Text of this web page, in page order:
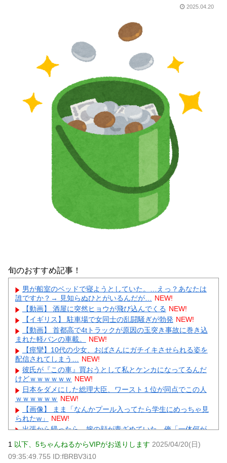
2025.04.20
旬のおすすめ記事！
男が船室のベッドで寝ようとしていた。…えっ？あなたは
誰ですか？→ 見知らぬひとがいるんだが… NEW!
【動画】 酒屋に突然ヒョウが飛び込んでくる NEW!
【イギリス】 駐車場で女同士の乱闘騒ぎが勃発 NEW!
【動画】 首都高で4tトラックが原因の玉突き事故に巻き込
まれた軽バンの車載。
NEW!
【痙攣】10代の少女、おばさんにガチイキさせられる姿を
配信されてしまう… NEW!
彼氏が『この車』買おうとして私とケンカになってるんだ
けどｗｗｗｗｗｗ NEW!
日本をダメにした総理大臣、ワースト１位が同点でこの人
ｗｗｗｗｗｗ NEW!
【画像】 まま「なんかプール入ってたら学生にめっちゃ見
られたw」
NEW!
出張から帰ったら、嫁の顔が青ざめていた。俺「一体何が
賃貸物件を内覧中、ベランダに出たら突然ゾワッと両腕に
鳥肌が出た。「やっぱりこの部屋嫌だ」と思った瞬間、体が
1 以下、5ちゃんねるからVIPがお送りします 2025/04/20(日)
09:35:49.755 ID:fBRBV3i10